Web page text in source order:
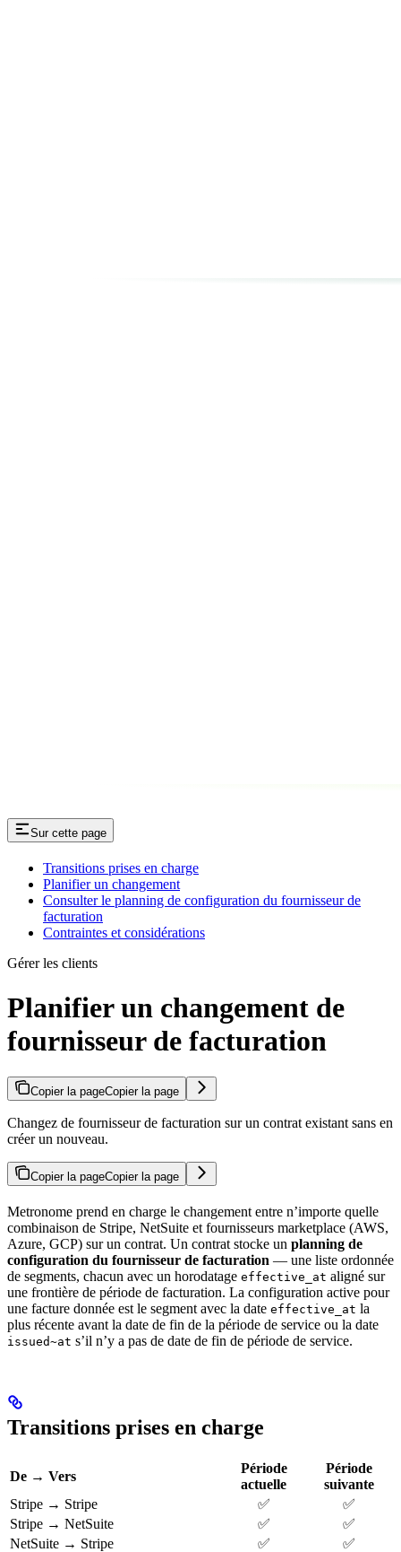
Sur cette page
Transitions prises en charge
Planifier un changement
Consulter le planning de configuration du fournisseur de
facturation
Contraintes et considérations
Gérer les clients
Planifier un changement de
fournisseur de facturation
Copier la pageCopier la page
Changez de fournisseur de facturation sur un contrat existant sans en
créer un nouveau.
Copier la pageCopier la page
Metronome prend en charge le changement entre n’importe quelle
combinaison de Stripe, NetSuite et fournisseurs marketplace (AWS,
Azure, GCP) sur un contrat. Un contrat stocke un planning de
configuration du fournisseur de facturation — une liste ordonnée
de segments, chacun avec un horodatage effective_at aligné sur
une frontière de période de facturation. La configuration active pour
une facture donnée est le segment avec la date effective_at la
plus récente avant la date de fin de la période de service ou la date
issued~at s’il n’y a pas de date de fin de période de service.
Transitions prises en charge
De → Vers
Période
actuelle
Période
suivante
Stripe → Stripe
✅
✅
Stripe → NetSuite
✅
✅
NetSuite → Stripe
✅
✅